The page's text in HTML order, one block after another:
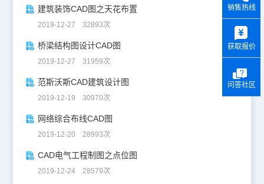
建筑装饰CAD图之天花布置
2019-12-27 32893次
桥梁结构图设计CAD图
2019-12-27 31959次
范斯沃斯CAD建筑设计图
2019-12-19 30970次
网络综合布线CAD图
2019-12-20 28993次
CAD电气工程制图之点位图
2019-12-24 28579次
销售热线
获取报价
问答社区